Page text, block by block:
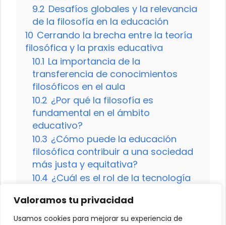
Valoramos tu privacidad
Usamos cookies para mejorar su experiencia de
9.2 Desafíos globales y la relevancia
de la filosofía en la educación
10 Cerrando la brecha entre la teoría
filosófica y la praxis educativa
10.1 La importancia de la
transferencia de conocimientos
filosóficos en el aula
10.2 ¿Por qué la filosofía es
fundamental en el ámbito
educativo?
10.3 ¿Cómo puede la educación
filosófica contribuir a una sociedad
más justa y equitativa?
10.4 ¿Cuál es el rol de la tecnología
impacto en la educación?